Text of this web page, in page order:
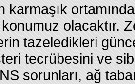
karmaşık
olacaktır.
tazeledikleri
tecrübesini ve
sorunları, ağ